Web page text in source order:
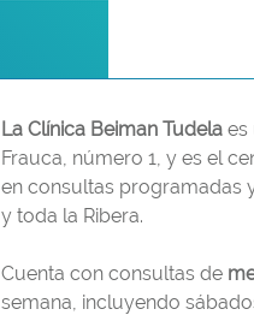
La Clínica Beiman Tudela es
Frauca, número 1, y es el
en consultas programadas
y toda la Ribera.
Cuenta con consultas de
semana, incluyendo